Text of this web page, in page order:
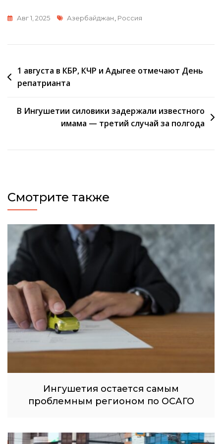
Авг 1, 2025 Метки
Азербайджан, Россия
Навигация
по
1 августа в КБР, КЧР и Адыгее отмечают День
репатрианта
В Ингушетии силовики задержали известного
имама — третий случай за полгода
Смотрите также
Ингушетия остается самым
проблемным регионом по ОСАГО